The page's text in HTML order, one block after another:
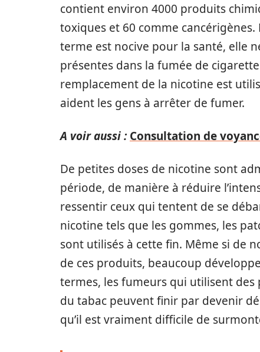
contient environ 4000 produits
toxiques et 60 comme
terme est nocive pour la santé, elle
présentes dans la fumée de
remplacement de la nicotine est
aident les gens à arrêter de fumer.
A voir aussi : Consultation de
De petites doses de nicotine sont
période, de manière à réduire
ressentir ceux qui tentent de se
nicotine tels que les gommes, les
sont utilisés à cette fin. Même si de
de ces produits, beaucoup
termes, les fumeurs qui utilisent
du tabac peuvent finir par devenir
qu’il est vraiment difficile de